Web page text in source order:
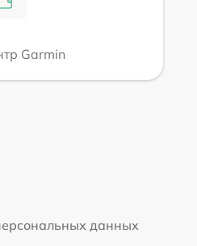
Garmin
данных